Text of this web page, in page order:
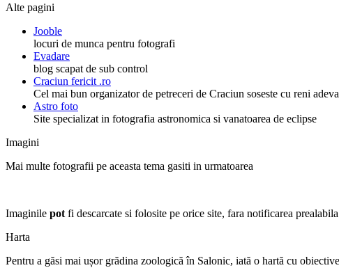
Alte pagini
Jooble
locuri de munca pentru fotografi
Evadare
blog scapat de sub control
Craciun fericit .ro
Cel mai bun organizator de petreceri de Craciun soseste cu reni
Astro foto
Site specializat in fotografia astronomica si vanatoarea de eclipse
Imagini
Mai multe fotografii pe aceasta tema gasiti in urmatoarea
Imaginile pot fi descarcate si folosite pe orice site, fara notificarea
Harta
Pentru a găsi mai ușor grădina zoologică în Salonic, iată o hartă cu